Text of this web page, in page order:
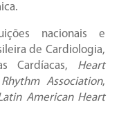
nacionais e
de Cardiologia,
Cardíacas, Heart
Association,
American Heart